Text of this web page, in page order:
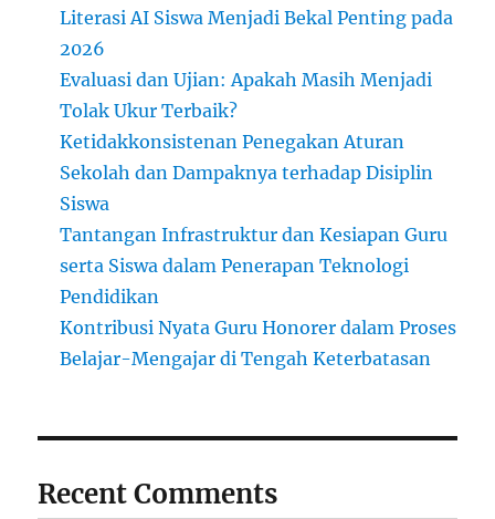
Literasi AI Siswa Menjadi Bekal Penting pada
2026
Evaluasi dan Ujian: Apakah Masih Menjadi
Tolak Ukur Terbaik?
Ketidakkonsistenan Penegakan Aturan
Sekolah dan Dampaknya terhadap Disiplin
Siswa
Tantangan Infrastruktur dan Kesiapan Guru
serta Siswa dalam Penerapan Teknologi
Pendidikan
Kontribusi Nyata Guru Honorer dalam Proses
Belajar-Mengajar di Tengah Keterbatasan
Recent Comments